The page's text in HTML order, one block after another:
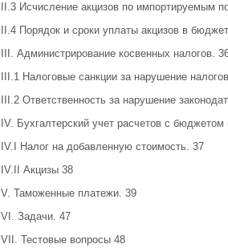
II.3 Исчисление акцизов по импортируемым
II.4 Порядок и сроки уплаты акцизов в
III. Администрирование косвенных налогов.
III.1 Налоговые санкции за нарушение
III.2 Ответственность за нарушение
IV. Бухгалтерский учет расчетов с
IV.I Налог на добавленную стоимость. 37
IV.II Акцизы 38
V. Таможенные платежи. 39
VI. Задачи. 47
VII. Тестовые вопросы 48